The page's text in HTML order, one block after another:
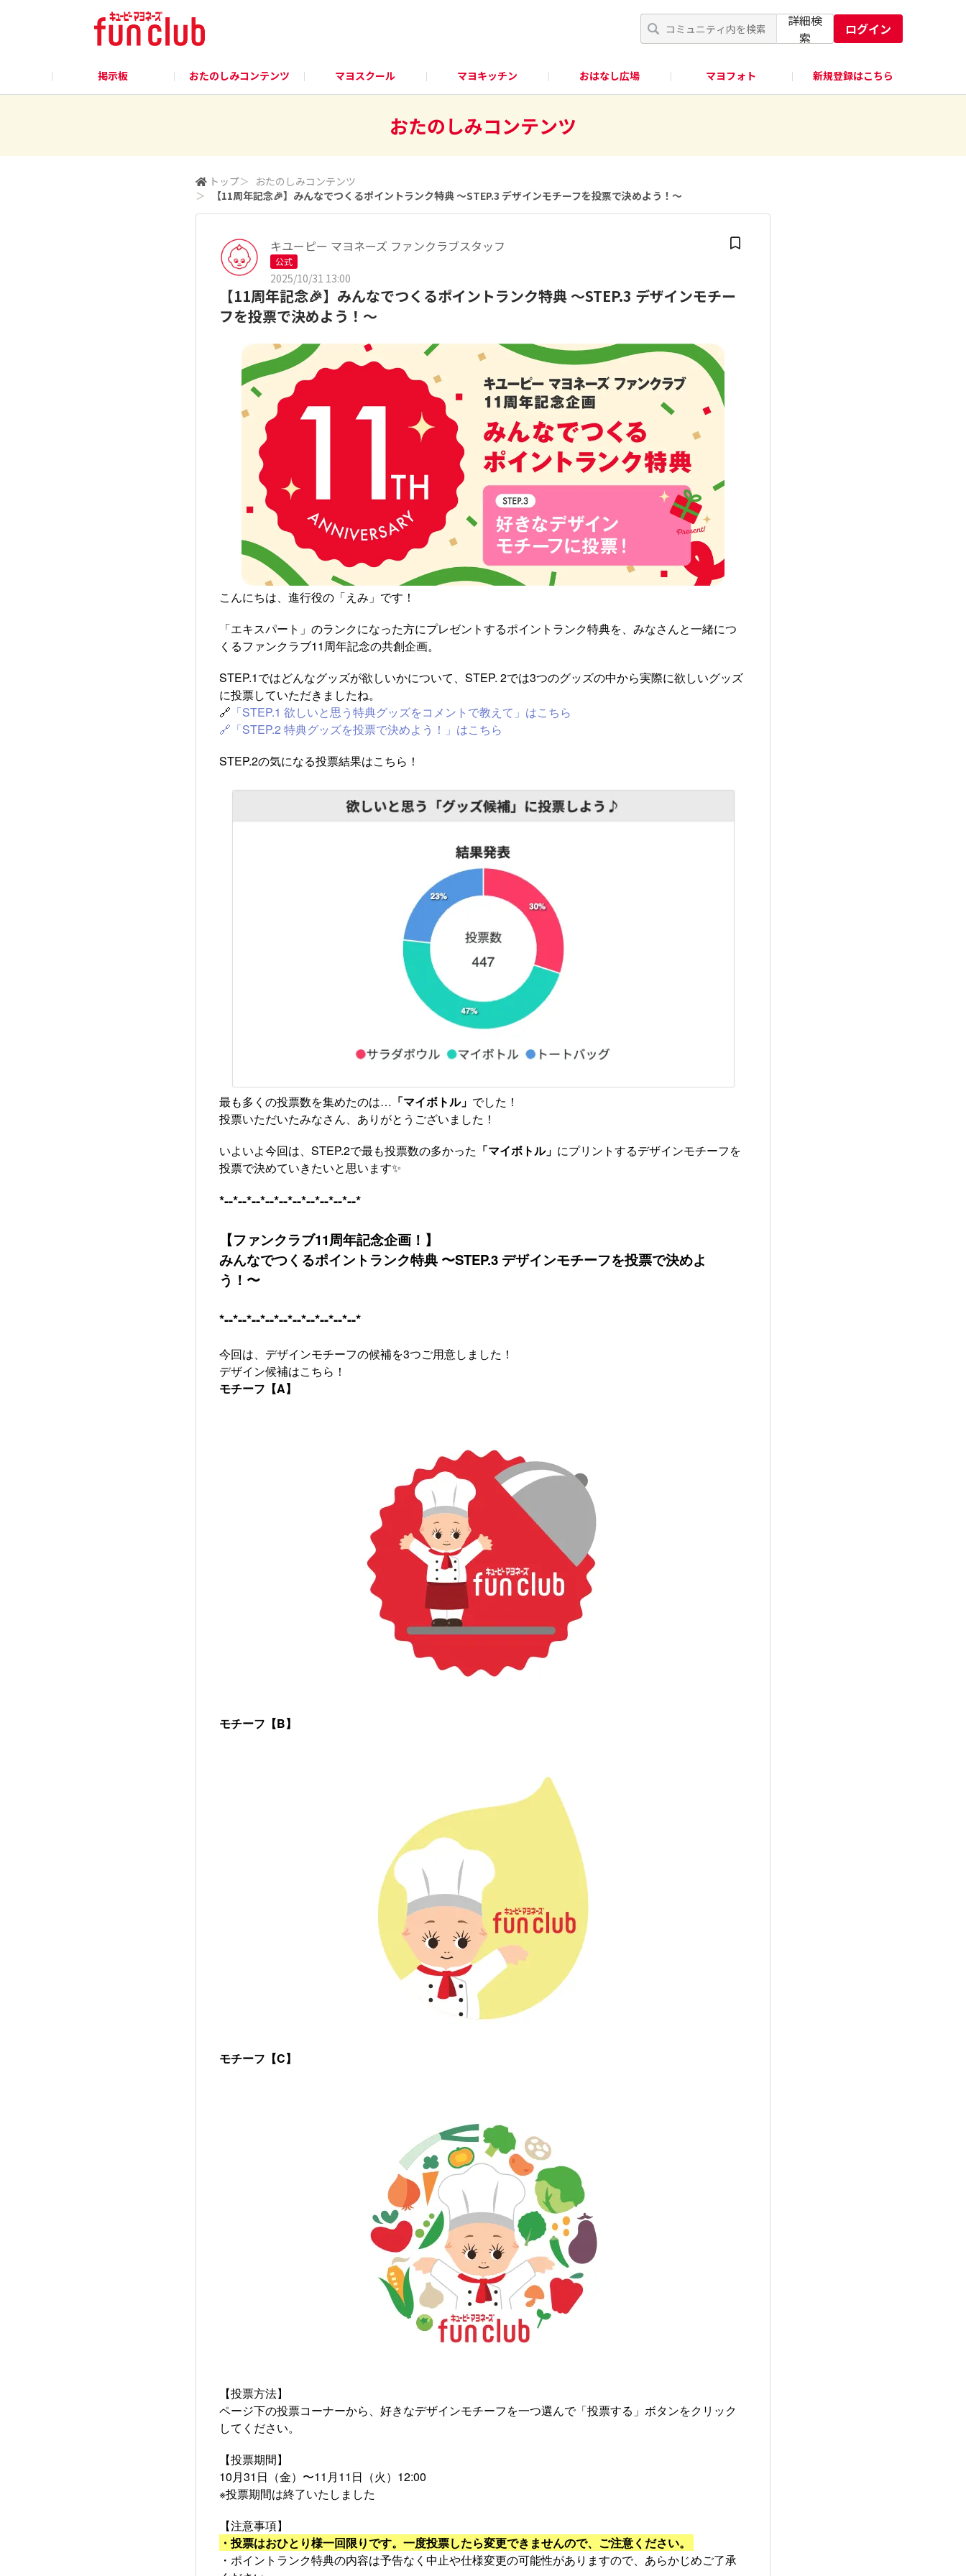
詳細検
索
ログイン
掲示板 おたのしみコンテンツ マヨスクール マヨキッチン おはなし広場 マヨフォト 新規登録はこちら
おたのしみコンテンツ
トップ＞ おたのしみコンテンツ
＞
【11周年記念🎉】みんなでつくるポイントランク特典 〜STEP.3 デザインモチーフを投票で決めよう！〜
キユーピー マヨネーズ ファンクラブスタッフ
公式
2025/10/31 13:00
【11周年記念🎉】みんなでつくるポイントランク特典 〜STEP.3 デザインモチー
フを投票で決めよう！〜
こんにちは、進行役の「えみ」です！
「エキスパート」のランクになった方にプレゼントするポイントランク特典を、みなさんと一緒につ
くるファンクラブ11周年記念の共創企画。 ​
STEP.1ではどんなグッズが欲しいかについて、STEP. 2では3つのグッズの中から実際に欲しいグッズ
に投票していただきましたね。
🔗 「STEP.1 欲しいと思う特典グッズをコメントで教えて」はこちら
🔗「STEP.2 特典グッズを投票で決めよう！」はこちら
STEP.2の気になる投票結果はこちら！
最も多くの投票数を集めたのは… 「マイボトル」 でした！
投票いただいたみなさん、ありがとうございました！
いよいよ今回は、STEP.2で最も投票数の多かった 「マイボトル」 にプリントするデザインモチーフを
投票で決めていきたいと思います✨
*--*--*--*--*--*--*--*--*--*--*
【ファンクラブ11周年記念企画！】
みんなでつくるポイントランク特典 〜STEP.3 デザインモチーフを投票で決めよ
う！〜
*--*--*--*--*--*--*--*--*--*--*
今回は、デザインモチーフの候補を3つご用意しました！
デザイン候補はこちら！
モチーフ【A】
モチーフ【B】
モチーフ【C】
【投票方法】
ページ下の投票コーナーから、好きなデザインモチーフを一つ選んで「投票する」ボタンをクリック
してください。
【投票期間】
10月31日（金）〜11月11日（火）12:00
※投票期間は終了いたしました
【注意事項】
・投票はおひとり様一回限りです。一度投票したら変更できませんので、ご注意ください。
・ポイントランク特典の内容は予告なく中止や仕様変更の可能性がありますので、あらかじめご了承